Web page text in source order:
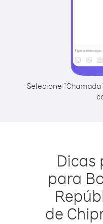
Selecione
Dicas
para
de